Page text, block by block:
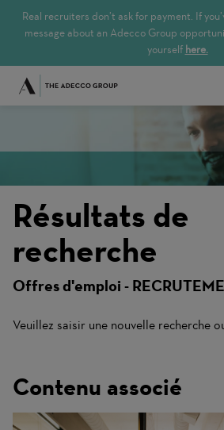
Real recruiters don’t ask for payment. If
message about an Adecco Group
yourself here.
Rechercher
Résultats de
recherche
Offres d'emploi -
Veuillez saisir une nouvelle recherche
Contenu associé